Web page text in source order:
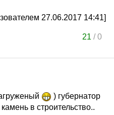
27.06.2017 14:41]
21 /0
) губернатор
в строительство..